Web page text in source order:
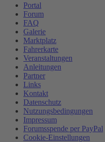
Portal
Forum
FAQ
Galerie
Marktplatz
Fahrerkarte
Veranstaltungen
Anleitungen
Partner
Links
Kontakt
Datenschutz
Nutzungsbedingungen
Impressum
Forumsspende per PayPal
Cookie-Einstellungen